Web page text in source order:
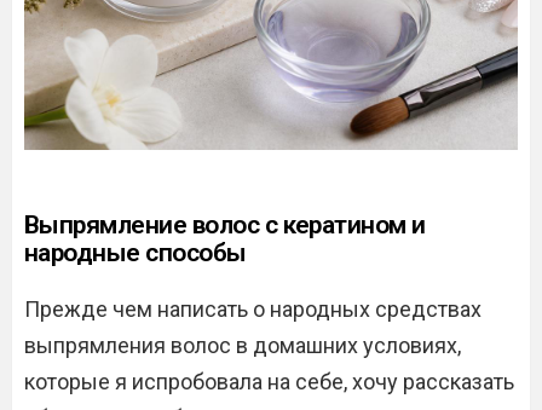
Выпрямление волос с кератином и
народные способы
Прежде чем написать о народных средствах
выпрямления волос в домашних условиях,
которые я испробовала на себе, хочу рассказать